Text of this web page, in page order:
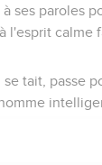
ses paroles
l'esprit calme
tait, passe